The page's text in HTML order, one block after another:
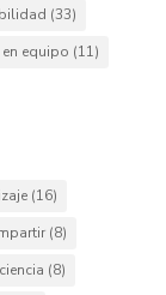
(33)
equipo (11)
(16)
(8)
(8)